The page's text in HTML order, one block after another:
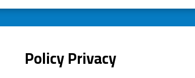
Policy Privacy